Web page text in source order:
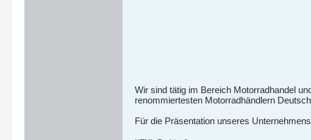
Wir sind tätig im Bereich Motorradhandel
renommiertesten Motorradhändlern
Für die Präsentation unseres